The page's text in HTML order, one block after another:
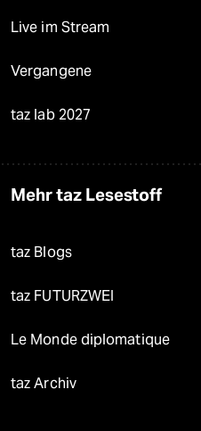
Live im Stream
Vergangene
taz lab 2027
Mehr taz Lesestoff
taz Blogs
taz FUTURZWEI
Le Monde diplomatique
taz Archiv